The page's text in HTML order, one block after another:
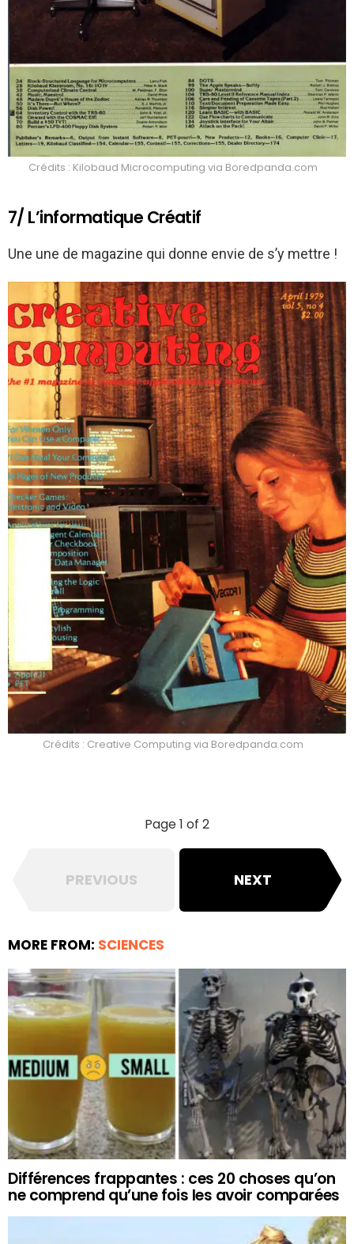
Crédits : Kilobaud Microcomputing via Boredpanda.com
7/ L’informatique Créatif
Une une de magazine qui donne envie de s’y mettre !
Crédits : Creative Computing via Boredpanda.com
Page 1 of 2
PREVIOUS NEXT
MORE FROM: SCIENCES
Différences frappantes : ces 20 choses qu’on
ne comprend qu’une fois les avoir comparées